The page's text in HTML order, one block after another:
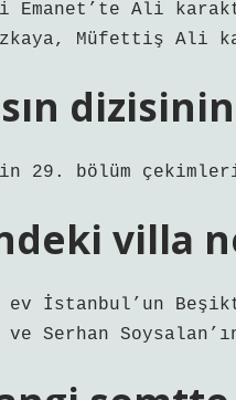
Emanet’te Ali
Müfettiş Ali
29. bölüm
villa
İstanbul’un
Serhan